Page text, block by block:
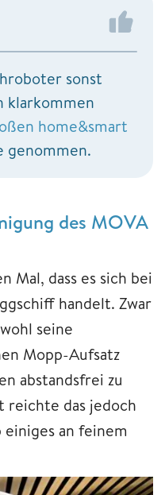
sonst
klarkommen
home&smart
genommen.
des MOVA
Mal, dass es sich bei
handelt. Zwar
seine
Mopp-Aufsatz
abstandsfrei zu
reichte das jedoch
an feinem